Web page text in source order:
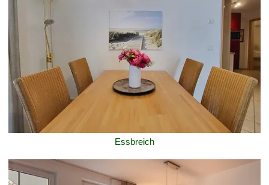
Essbreich